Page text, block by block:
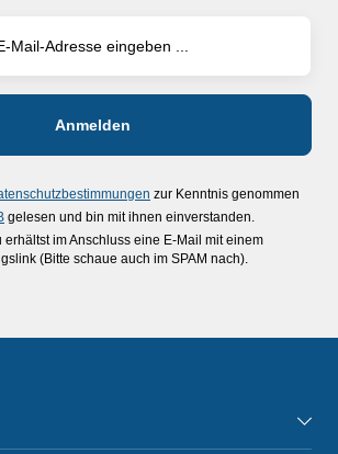
zur Kenntnis genommen
gelesen und bin mit ihnen einverstanden.
erhältst im Anschluss eine E-Mail mit einem
(Bitte schaue auch im SPAM nach).